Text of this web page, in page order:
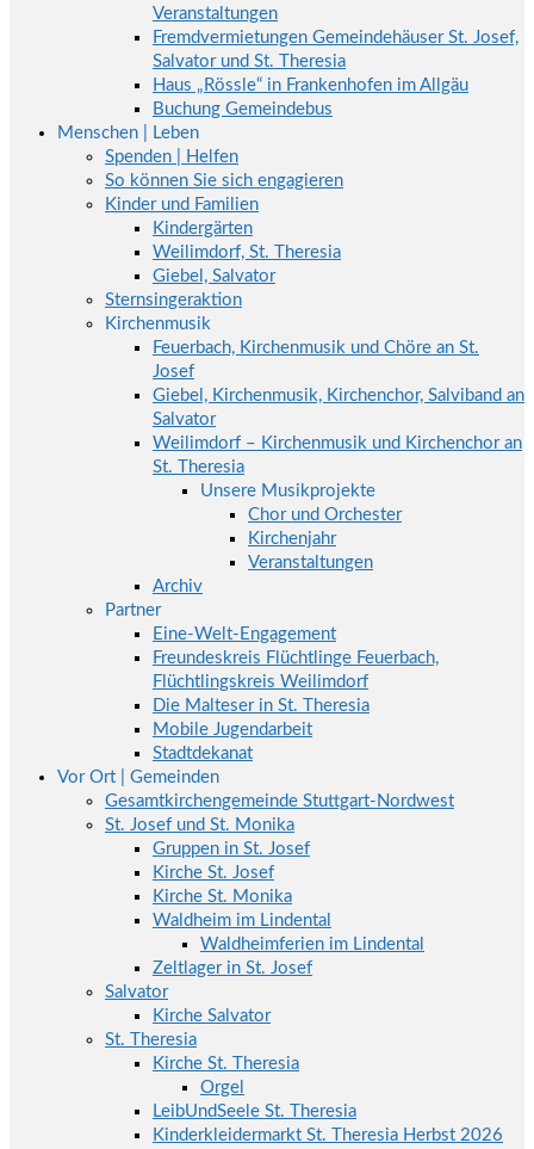
Veranstaltungen
Fremdvermietungen Gemeindehäuser St. Josef,
Salvator und St. Theresia
Haus „Rössle“ in Frankenhofen im Allgäu
Buchung Gemeindebus
Menschen | Leben
Spenden | Helfen
So können Sie sich engagieren
Kinder und Familien
Kindergärten
Weilimdorf, St. Theresia
Giebel, Salvator
Sternsingeraktion
Kirchenmusik
Feuerbach, Kirchenmusik und Chöre an St.
Josef
Giebel, Kirchenmusik, Kirchenchor, Salviband an
Salvator
Weilimdorf – Kirchenmusik und Kirchenchor an
St. Theresia
Unsere Musikprojekte
Chor und Orchester
Kirchenjahr
Veranstaltungen
Archiv
Partner
Eine-Welt-Engagement
Freundeskreis Flüchtlinge Feuerbach,
Flüchtlingskreis Weilimdorf
Die Malteser in St. Theresia
Mobile Jugendarbeit
Stadtdekanat
Vor Ort | Gemeinden
Gesamtkirchengemeinde Stuttgart-Nordwest
St. Josef und St. Monika
Gruppen in St. Josef
Kirche St. Josef
Kirche St. Monika
Waldheim im Lindental
Waldheimferien im Lindental
Zeltlager in St. Josef
Salvator
Kirche Salvator
St. Theresia
Kirche St. Theresia
Orgel
LeibUndSeele St. Theresia
Kinderkleidermarkt St. Theresia Herbst 2026